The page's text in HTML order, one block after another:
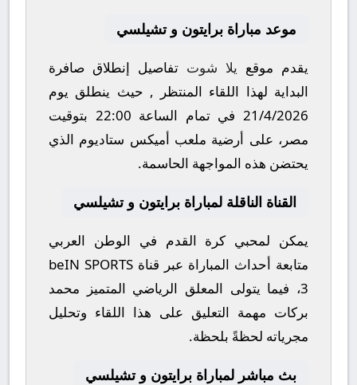
موعد مباراة برايتون و تشيلسي
يقدم موقع يلا شوت تفاصيل إنطلاق صافرة
البداية لهذا اللقاء المنتظر , حيث ينطلق يوم
21/4/2026في تمام الساعة 22:00 بتوقيت
مصر، على أرضية ملعب أميكس ستاديوم الذي
يحتضن هذه المواجهة الحاسمة.
القناة الناقلة لمباراة برايتون و تشيلسي
يمكن لمحبي كرة القدم في الوطن العربي
متابعة أحداث المباراة عبر قناة beIN SPORTS
3، فيما يتولى المعلق الرياضي المتميز محمد
بركات مهمة التعليق على هذا اللقاء وتحليل
مجرياته لحظةً بلحظة.
بث مباشر لمباراة برايتون و تشيلسي